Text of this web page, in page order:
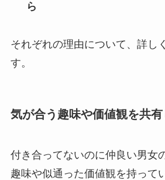
ら
それぞれの理由について、詳し
す。
気が合う趣味や価値観を共
付き合ってないのに仲良い男女
趣味や似通った価値観を持って